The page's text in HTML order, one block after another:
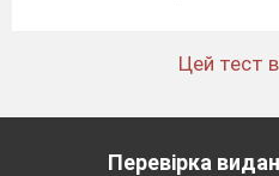
Цей тест
Перевірка